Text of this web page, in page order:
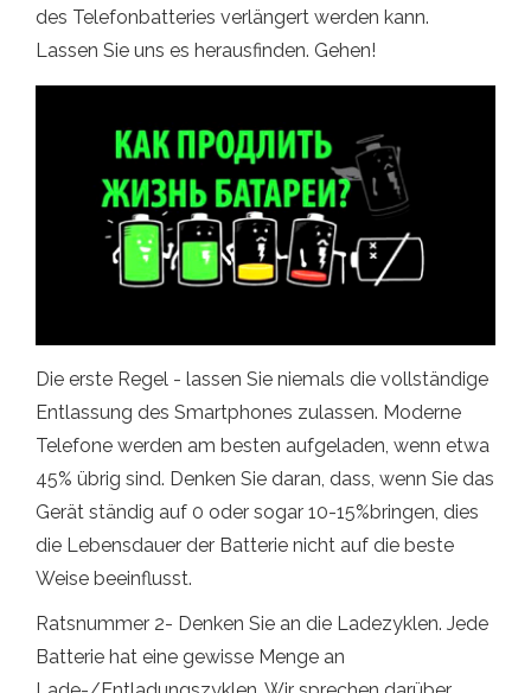
des Telefonbatteries verlängert werden kann.
Lassen Sie uns es herausfinden. Gehen!
Die erste Regel - lassen Sie niemals die vollständige
Entlassung des Smartphones zulassen. Moderne
Telefone werden am besten aufgeladen, wenn etwa
45% übrig sind. Denken Sie daran, dass, wenn Sie das
Gerät ständig auf 0 oder sogar 10-15%bringen, dies
die Lebensdauer der Batterie nicht auf die beste
Weise beeinflusst.
Ratsnummer 2- Denken Sie an die Ladezyklen. Jede
Batterie hat eine gewisse Menge an